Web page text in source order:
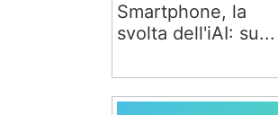
Smartphone, la
svolta dell'iAI: su...